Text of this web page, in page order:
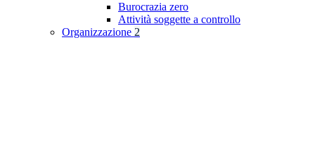
Burocrazia zero
Attività soggette a controllo
Organizzazione 2